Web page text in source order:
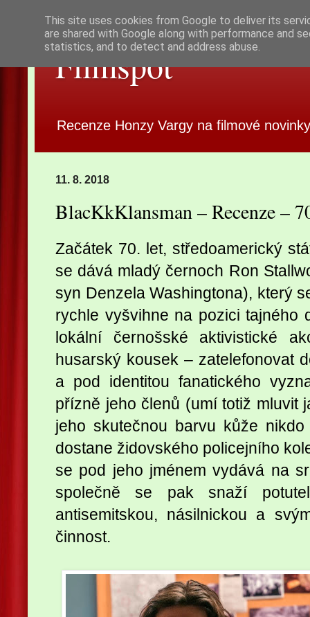
Filmspot
Recenze Honzy Vargy na filmové
11. 8. 2018
BlacKkKlansman – Recenze –
Začátek 70. let, středoamerický
se dává mladý černoch Ron
syn Denzela Washingtona), který
rychle vyšvihne na pozici tajného
lokální černošské aktivistické
husarský kousek – zatelefonovat
a pod identitou fanatického
přízně jeho členů (umí totiž mluvit
jeho skutečnou barvu kůže
dostane židovského policejního
se pod jeho jménem vydává na
společně se pak snaží
antisemitskou, násilnickou a
činnost.
This site uses cookies from Google to deliver its
are shared with Google along with performance and
statistics, and to detect and address abuse.